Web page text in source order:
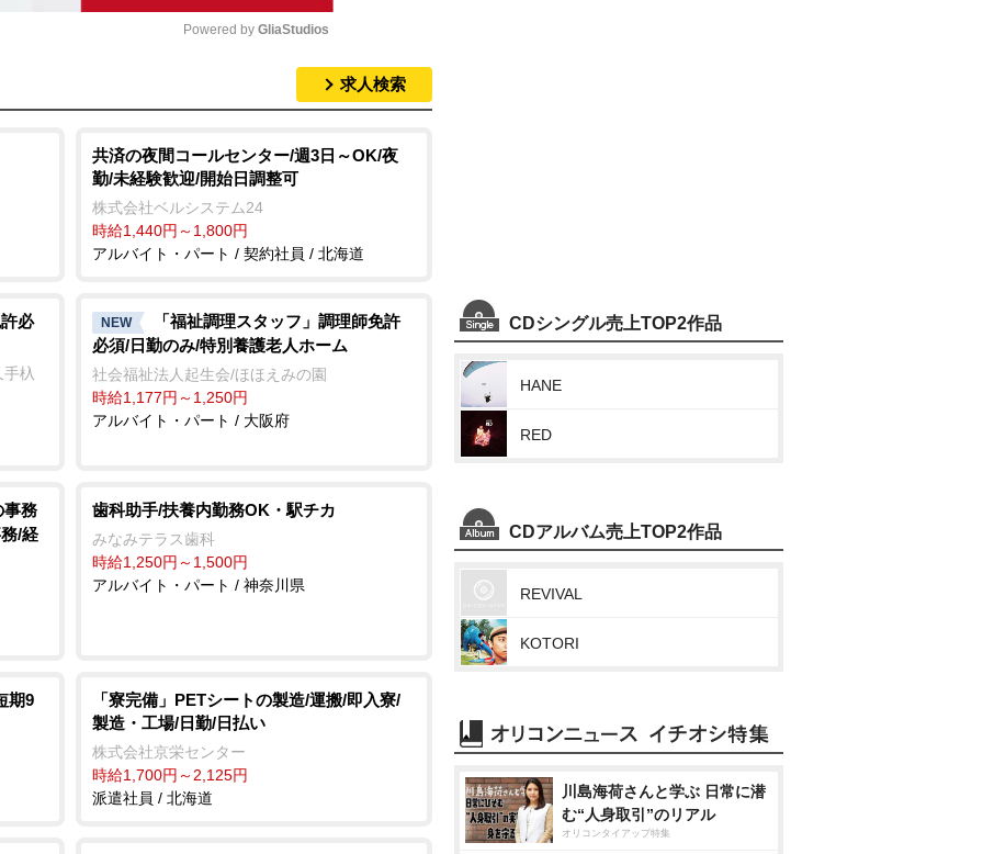
t
e
Powered by GliaStudios
求人検索
共済の夜間コールセンター/週3日～OK/夜
勤/未経験歓迎/開始日調整可
株式会社ベルシステム24
時給1,440円～1,800円
アルバイト・パート / 契約社員 / 北海道
必
杁
NEW
「福祉調理スタッフ」調理師免許
必須/日勤のみ/特別養護老人ホーム
社会福祉法人起生会/ほほえみの園
時給1,177円～1,250円
アルバイト・パート / 大阪府
事務
/経
歯科助手/扶養内勤務OK・駅チカ
みなみテラス歯科
時給1,250円～1,500円
アルバイト・パート / 神奈川県
期9
「寮完備」PETシートの製造/運搬/即入寮/
製造・工場/日勤/日払い
株式会社京栄センター
時給1,700円～2,125円
派遣社員 / 北海道
CDシングル売上TOP2作品
HANE
RED
CDアルバム売上TOP2作品
REVIVAL
KOTORI
川島海荷さんと学ぶ 日常に潜
む“人身取引”のリアル
オリコンタイアップ特集